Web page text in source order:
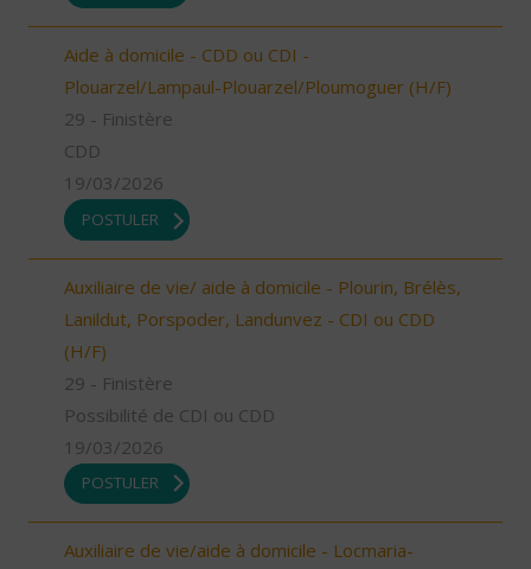
Aide à domicile - CDD ou CDI -
Plouarzel/Lampaul-Plouarzel/Ploumoguer (H/F)
29 - Finistère
CDD
19/03/2026
POSTULER
Auxiliaire de vie/ aide à domicile - Plourin, Brélès,
Lanildut, Porspoder, Landunvez - CDI ou CDD
(H/F)
29 - Finistère
Possibilité de CDI ou CDD
19/03/2026
POSTULER
Auxiliaire de vie/aide à domicile - Locmaria-